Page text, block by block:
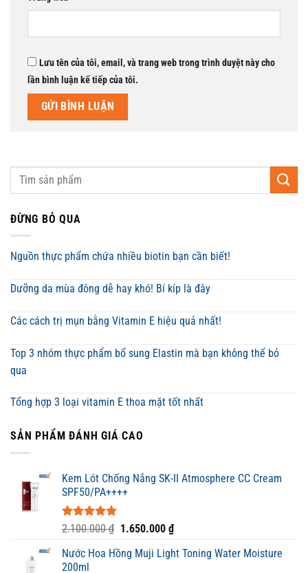
Lưu tên của tôi, email, và trang web trong trình duyệt này cho
lần bình luận kế tiếp của tôi.
ĐỪNG BỎ QUA
Nguồn thực phẩm chứa nhiều biotin bạn cần biết!
Dưỡng da mùa đông dễ hay khó! Bí kíp là đây
Các cách trị mụn bằng Vitamin E hiệu quả nhất!
Top 3 nhóm thực phẩm bổ sung Elastin mà bạn không thể bỏ
qua
Tổng hợp 3 loại vitamin E thoa mặt tốt nhất
SẢN PHẨM ĐÁNH GIÁ CAO
Kem Lót Chống Nắng SK-II Atmosphere CC Cream
SPF50/PA++++
Được xếp
5 sao
2.100.000₫ Giá
là:
1.650.000 ₫Giá
tại
Nước Hoa Hồng Muji Light Toning Water Moisture
200ml